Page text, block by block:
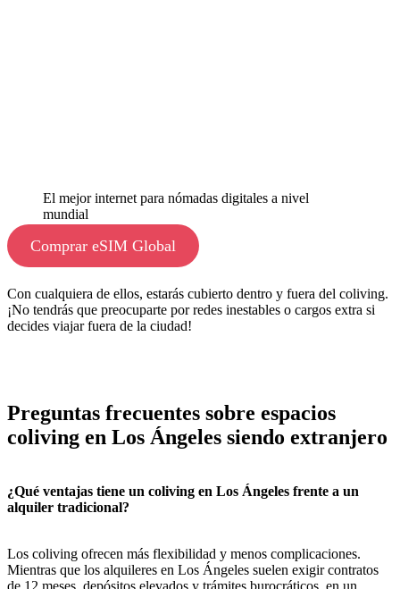
El mejor internet para nómadas digitales a nivel
mundial
Comprar eSIM Global
Con cualquiera de ellos, estarás cubierto dentro y fuera del coliving.
¡No tendrás que preocuparte por redes inestables o cargos extra si
decides viajar fuera de la ciudad!
Preguntas frecuentes sobre espacios
coliving en Los Ángeles siendo extranjero
¿Qué ventajas tiene un coliving en Los Ángeles frente a un
alquiler tradicional?
Los coliving ofrecen más flexibilidad y menos complicaciones.
Mientras que los alquileres en Los Ángeles suelen exigir contratos